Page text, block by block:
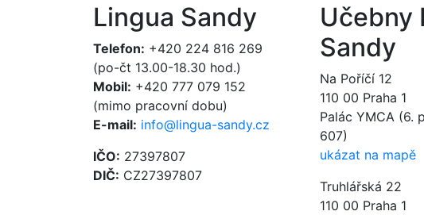
Lingua Sandy
Telefon: +420 224 816 269
(po-čt 13.00-18.30 hod.)
Mobil: +420 777 079 152
(mimo pracovní dobu)
E-mail: info@lingua-sandy.cz
IČO: 27397807
DIČ: CZ27397807
Učebny
Sandy
Na Poříčí 12
110 00 Praha 1
Palác YMCA (6.
607)
ukázat na mapě
Truhlářská 22
110 00 Praha 1